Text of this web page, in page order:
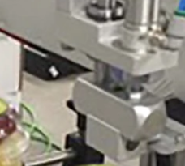
23/07/2026